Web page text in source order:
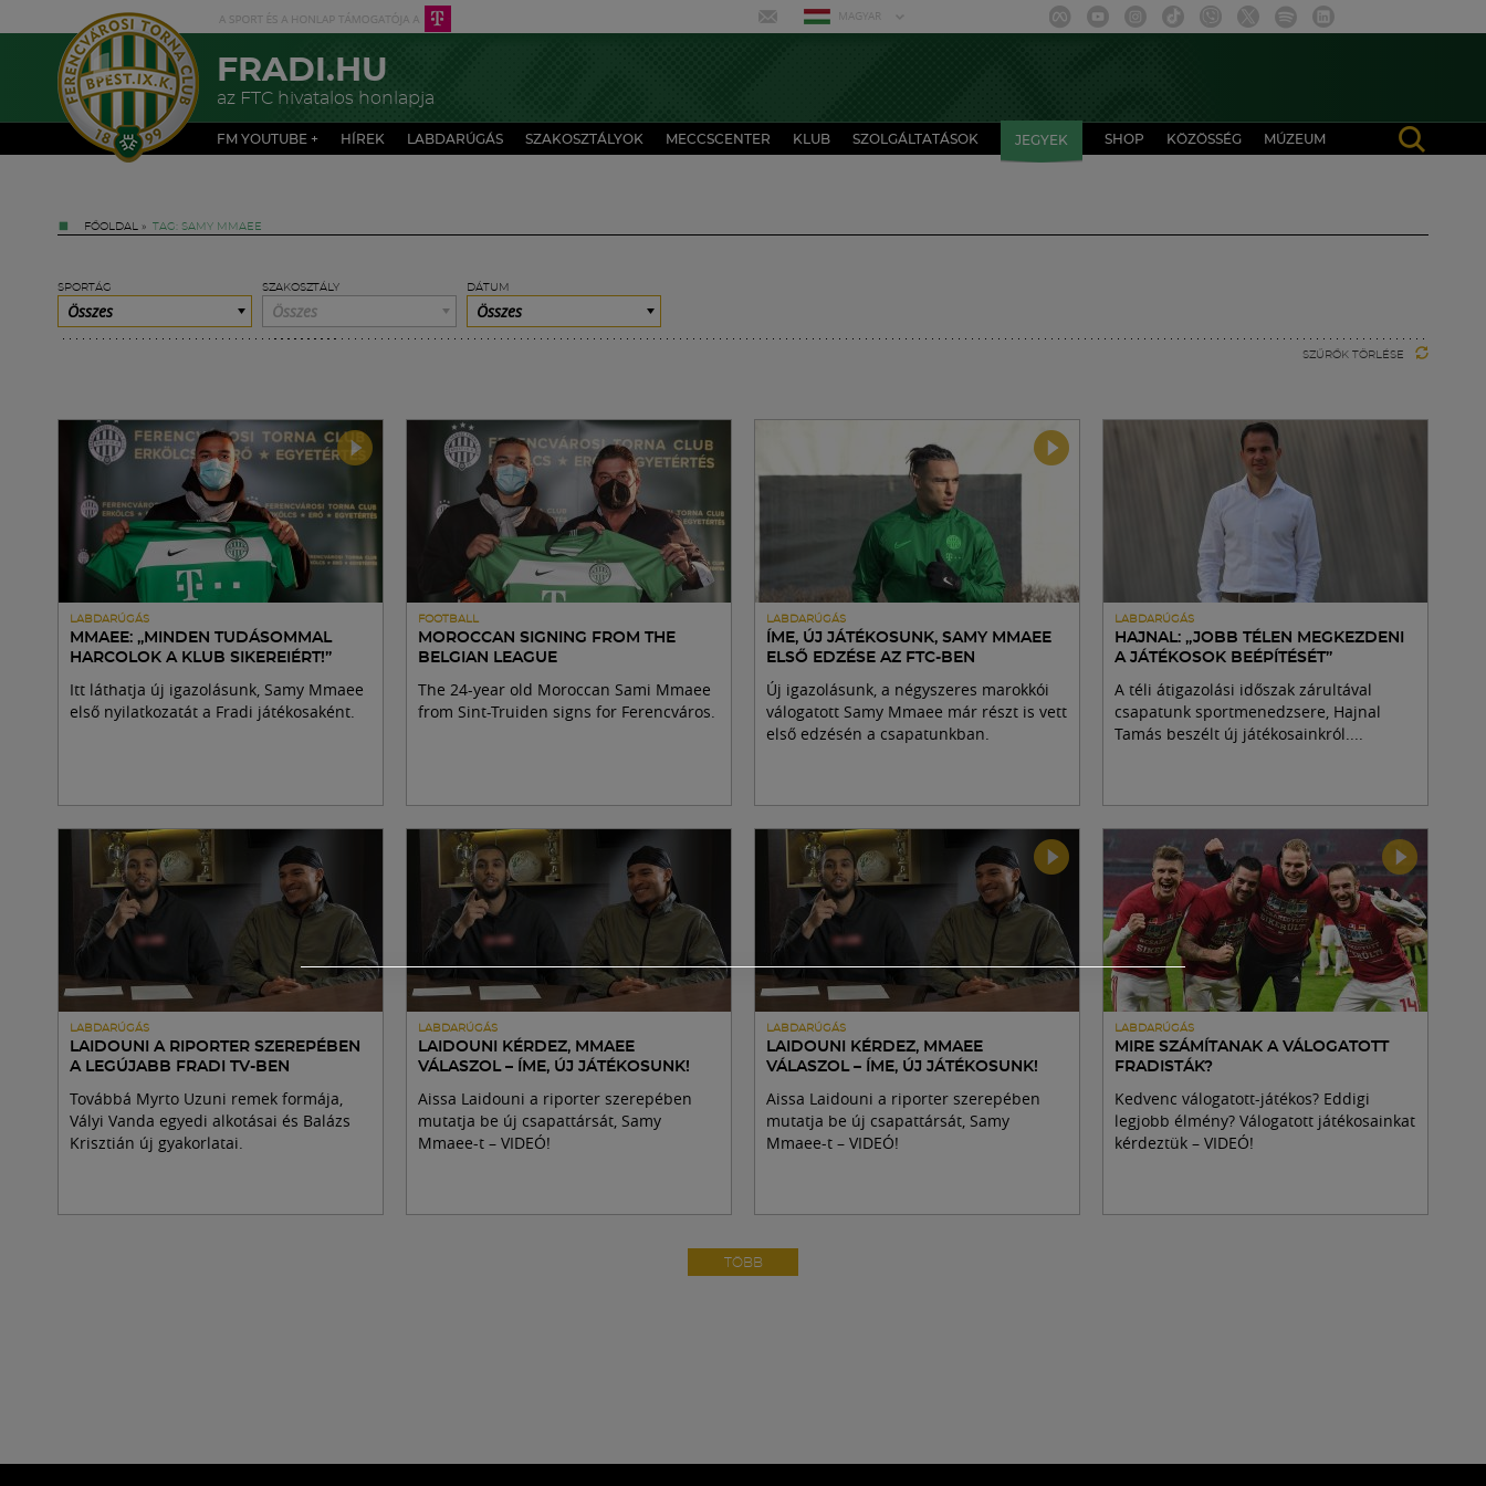
MAGYAR
FRADI.HU
az FTC hivatalos honlapja
FM YOUTUBE + HÍREK LABDARÚGÁS SZAKOSZTÁLYOK MECCSCENTER KLUB SZOLGÁLTATÁSOK JEGYEK SHOP KÖZÖSSÉG MÚZEUM
FŐOLDAL » TAG: SAMY MMAEE
SPORTÁG
Összes
SZAKOSZTÁLY
Összes
DÁTUM
Összes
SZŰRŐK TÖRLÉSE
LABDARÚGÁS
MMAEE: „MINDEN TUDÁSOMMAL
HARCOLOK A KLUB SIKEREIÉRT!”
Itt láthatja új igazolásunk, Samy Mmaee
első nyilatkozatát a Fradi játékosaként.
FOOTBALL
MOROCCAN SIGNING FROM THE
BELGIAN LEAGUE
The 24-year old Moroccan Sami Mmaee
from Sint-Truiden signs for Ferencváros.
LABDARÚGÁS
ÍME, ÚJ JÁTÉKOSUNK, SAMY MMAEE
ELSŐ EDZÉSE AZ FTC-BEN
Új igazolásunk, a négyszeres marokkói
válogatott Samy Mmaee már részt is vett
első edzésén a csapatunkban.
LABDARÚGÁS
HAJNAL: „JOBB TÉLEN MEGKEZDENI
A JÁTÉKOSOK BEÉPÍTÉSÉT”
A téli átigazolási időszak zárultával
csapatunk sportmenedzsere, Hajnal
Tamás beszélt új játékosainkról....
LABDARÚGÁS
LAIDOUNI A RIPORTER SZEREPÉBEN
A LEGÚJABB FRADI TV-BEN
Továbbá Myrto Uzuni remek formája,
Vályi Vanda egyedi alkotásai és Balázs
Krisztián új gyakorlatai.
LABDARÚGÁS
LAIDOUNI KÉRDEZ, MMAEE
VÁLASZOL – ÍME, ÚJ JÁTÉKOSUNK!
Aissa Laidouni a riporter szerepében
mutatja be új csapattársát, Samy
Mmaee-t – VIDEÓ!
LABDARÚGÁS
LAIDOUNI KÉRDEZ, MMAEE
VÁLASZOL – ÍME, ÚJ JÁTÉKOSUNK!
Aissa Laidouni a riporter szerepében
mutatja be új csapattársát, Samy
Mmaee-t – VIDEÓ!
LABDARÚGÁS
MIRE SZÁMÍTANAK A VÁLOGATOTT
FRADISTÁK?
Kedvenc válogatott-játékos? Eddigi
legjobb élmény? Válogatott játékosainkat
kérdeztük – VIDEÓ!
TÖBB